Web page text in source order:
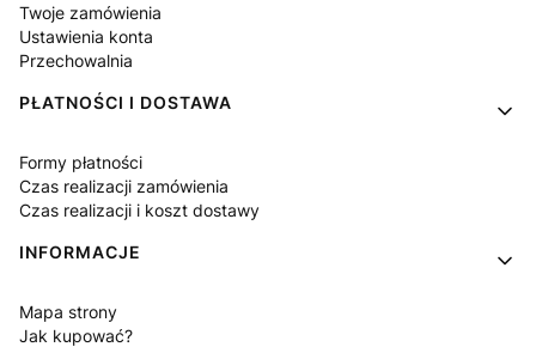
Twoje zamówienia
Ustawienia konta
Przechowalnia
PŁATNOŚCI I DOSTAWA
Formy płatności
Czas realizacji zamówienia
Czas realizacji i koszt dostawy
INFORMACJE
Mapa strony
Jak kupować?